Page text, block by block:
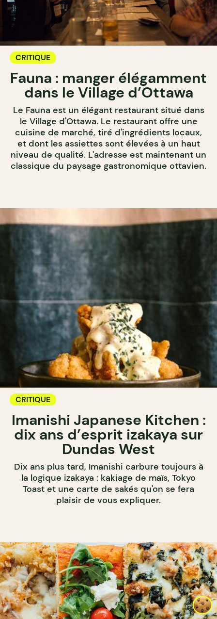
CRITIQUE
Fauna : manger élégamment
dans le Village d’Ottawa
Le Fauna est un élégant restaurant situé dans
le Village d'Ottawa. Le restaurant offre une
cuisine de marché, tiré d'ingrédients locaux,
et dont les assiettes sont élevées à un haut
niveau de qualité. L'adresse est maintenant un
classique du paysage gastronomique ottavien.
CRITIQUE
Imanishi Japanese Kitchen :
dix ans d’esprit izakaya sur
Dundas West
Dix ans plus tard, Imanishi carbure toujours à
la logique izakaya : kakiage de maïs, Tokyo
Toast et une carte de sakés qu'on se fera
plaisir de vous expliquer.